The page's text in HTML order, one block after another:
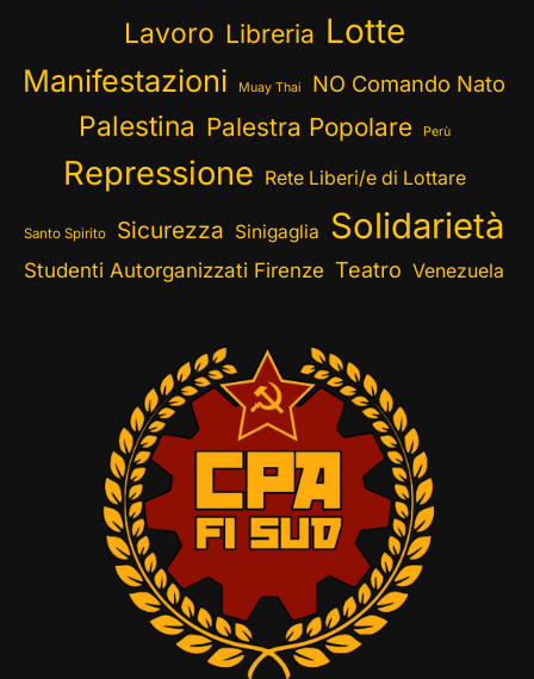
Lavoro Libreria Lotte
Manifestazioni Muay Thai NO Comando Nato
Palestina Palestra Popolare Perù
Repressione Rete Liberi/e di Lottare
Santo Spirito Sicurezza Sinigaglia Solidarietà
Studenti Autorganizzati Firenze Teatro Venezuela